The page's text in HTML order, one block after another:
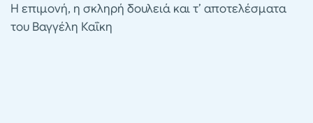
Η επιμονή, η σκληρή δουλειά και τ’ αποτελέσματα
του Βαγγέλη Καΐκη